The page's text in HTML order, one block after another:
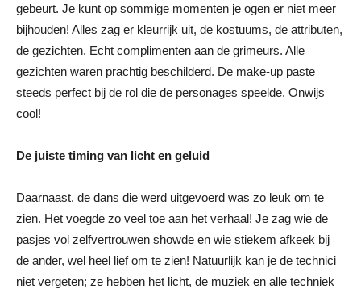
gebeurt. Je kunt op sommige momenten je ogen er niet meer
bijhouden! Alles zag er kleurrijk uit, de kostuums, de attributen,
de gezichten. Echt complimenten aan de grimeurs. Alle
gezichten waren prachtig beschilderd. De make-up paste
steeds perfect bij de rol die de personages speelde. Onwijs
cool!
De juiste timing van licht en geluid
Daarnaast, de dans die werd uitgevoerd was zo leuk om te
zien. Het voegde zo veel toe aan het verhaal! Je zag wie de
pasjes vol zelfvertrouwen showde en wie stiekem afkeek bij
de ander, wel heel lief om te zien! Natuurlijk kan je de technici
niet vergeten; ze hebben het licht, de muziek en alle techniek